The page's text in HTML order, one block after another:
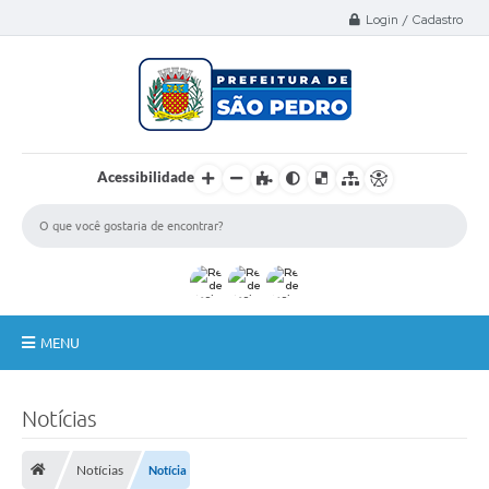
Login / Cadastro
Acessibilidade
MENU
Secretarias
Notícias
Notícias Notícia